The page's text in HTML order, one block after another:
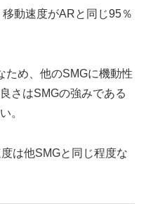
動速度がARと同じ95％
ため、他のSMGに機動性
さはSMGの強みである
。
は他SMGと同じ程度な